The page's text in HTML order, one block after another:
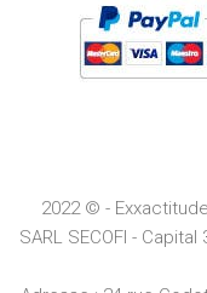
2022 © -
SARL SECOFI -